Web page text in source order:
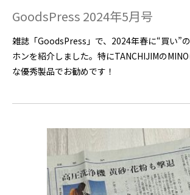
GoodsPress 2024年5月号
雑誌「GoodsPress」で、2024年春に“買い”
ホンを紹介しました。特にTANCHIJIMの
な優秀製品でお勧めです！